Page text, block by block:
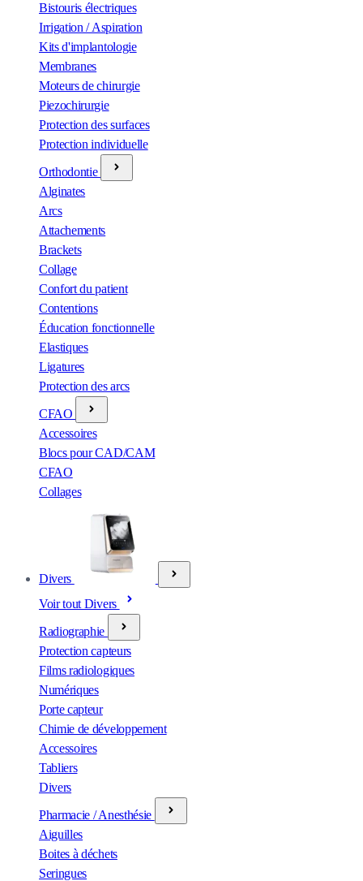
Bistouris électriques
Irrigation / Aspiration
Kits d'implantologie
Membranes
Moteurs de chirurgie
Piezochirurgie
Protection des surfaces
Protection individuelle
Orthodontie
Alginates
Arcs
Attachements
Brackets
Collage
Confort du patient
Contentions
Éducation fonctionnelle
Elastiques
Ligatures
Protection des arcs
CFAO
Accessoires
Blocs pour CAD/CAM
CFAO
Collages
Divers
Voir tout Divers
Radiographie
Protection capteurs
Films radiologiques
Numériques
Porte capteur
Chimie de développement
Accessoires
Tabliers
Divers
Pharmacie / Anesthésie
Aiguilles
Boites à déchets
Seringues